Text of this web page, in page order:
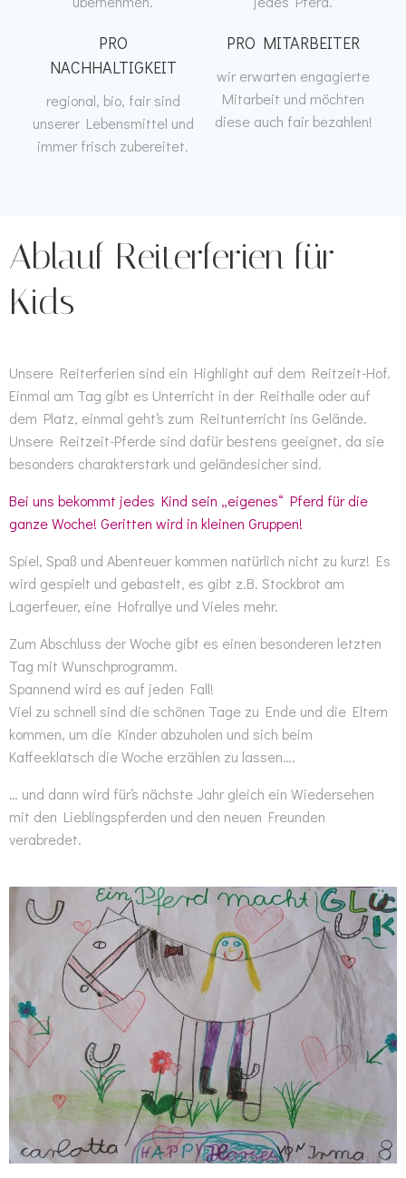
PRO
NACHHALTIGKEIT
regional, bio, fair sind
unserer Lebensmittel und
immer frisch zubereitet.
PRO MITARBEITER
wir erwarten engagierte
Mitarbeit und möchten
diese auch fair bezahlen!
Ablauf Reiterferien für
Kids
Unsere Reiterferien sind ein Highlight auf dem Reitzeit-Hof.
Einmal am Tag gibt es Unterricht in der Reithalle oder auf
dem Platz, einmal geht‘s zum Reitunterricht ins Gelände.
Unsere Reitzeit-Pferde sind dafür bestens geeignet, da sie
besonders charakterstark und geländesicher sind.
Bei uns bekommt jedes Kind sein „eigenes“ Pferd für die
ganze Woche! Geritten wird in kleinen Gruppen!
Spiel, Spaß und Abenteuer kommen natürlich nicht zu kurz! Es
wird gespielt und gebastelt, es gibt z.B. Stockbrot am
Lagerfeuer, eine Hofrallye und Vieles mehr.
Zum Abschluss der Woche gibt es einen besonderen letzten
Tag mit Wunschprogramm.
Spannend wird es auf jeden Fall!
Viel zu schnell sind die schönen Tage zu Ende und die Eltern
kommen, um die Kinder abzuholen und sich beim
Kaffeeklatsch die Woche erzählen zu lassen….
… und dann wird für‘s nächste Jahr gleich ein Wiedersehen
mit den Lieblingspferden und den neuen Freunden
verabredet.